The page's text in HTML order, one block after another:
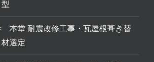
本堂 耐震改修工事・瓦屋根葺き替
選定